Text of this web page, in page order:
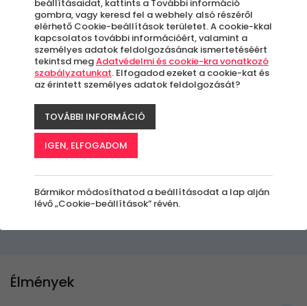
forgatagából. A vadvízi evezés igazán
remek program lehet barátokkal, családdal
vagy akár a kollégákkal. Egy ilyen program
biztosan összehozza a csapatot. Az
ÉlményPláza kuponjával azonban most egy
másik, újonnan kifejlesztett és nagyon
izgalmas
outdoor sportot, a canyoningot is
kipróbálhatod, akár egyedül, akár
csapatban!
Szűrők beállítása
Élmények
beállításaidat, kattints a További információ
gombra, vagy keresd fel a webhely alsó részéről
elérhető Cookie-beállítások területet. A cookie-kkal
kapcsolatos további információért, valamint a
személyes adatok feldolgozásának ismertetéséért
tekintsd megAdatvédelmi és cookie-kra vonatkozó
szabályzatunkat. Elfogadod ezeket a cookie-kat és
az érintett személyes adatok feldolgozását?
TOVÁBBI INFORMÁCIÓ
IGEN, ELFOGADOM
Bármikor módosíthatod a beállításodat a lap alján
lévő „Cookie-beállítások” révén.